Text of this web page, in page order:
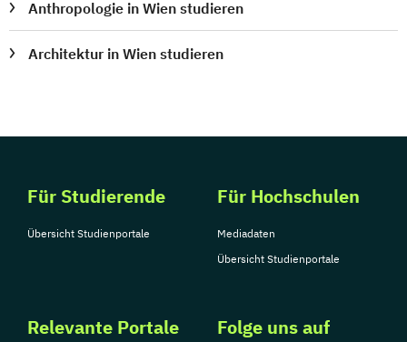
Anthropologie in Wien studieren
Architektur in Wien studieren
Für Studierende
Übersicht Studienportale
Für Hochschulen
Mediadaten
Übersicht Studienportale
Relevante Portale Folge uns auf